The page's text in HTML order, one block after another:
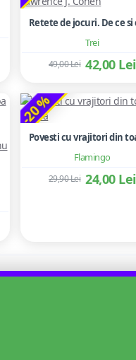
Trei
42,00 Lei
49,00 Lei
-20 %
Flamingo
24,00 Lei
29,90 Lei